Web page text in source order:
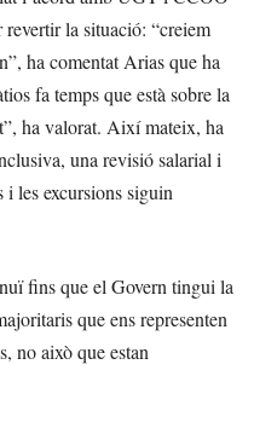
la situació: “creiem
ha comentat Arias que ha
fa temps que està sobre la
ha valorat. Així mateix, ha
una revisió salarial i
i les excursions siguin
fins que el Govern tingui la
que ens representen
no això que estan